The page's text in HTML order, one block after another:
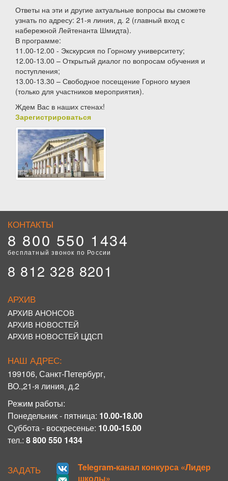
Ответы на эти и другие актуальные вопросы вы сможете
узнать по адресу: 21-я линия, д. 2 (главный вход с
набережной Лейтенанта Шмидта).
В программе:
11.00-12.00 - Экскурсия по Горному университету;
12.00-13.00 – Открытый диалог по вопросам обучения и
поступления;
13.00-13.30 – Свободное посещение Горного музея
(только для участников мероприятия).
Ждем Вас в наших стенах!
Зарегистрироваться
АРХИВ
АРХИВ АНОНСОВ
АРХИВ НОВОСТЕЙ
АРХИВ НОВОСТЕЙ ЦДСП
НАШ АДРЕС:
199106, Санкт-Петербург,
ВО.,21-я линия, д.2
Режим работы:
Понедельник - пятница: 10.00-18.00
Суббота - воскресенье: 10.00-15.00
тел.: 8 800 550 1434
КОНТАКТЫ
8 800 550 1434
бесплатный звонок по России
8 812 328 8201
ЗАДАТЬ
Telegram-канал конкурса «Лидер
школы»